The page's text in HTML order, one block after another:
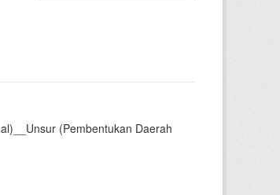
(Pembentukan Daerah